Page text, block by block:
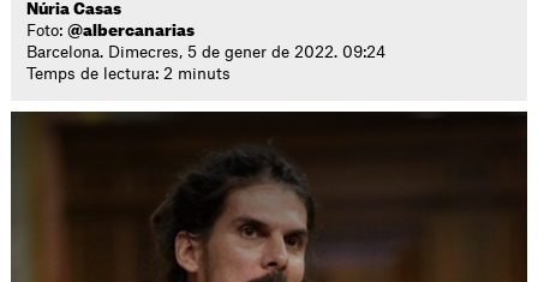
Núria Casas
Foto:@albercanarias
Barcelona. Dimecres, 5 de gener de 2022. 09:24
Temps de lectura: 2 minuts